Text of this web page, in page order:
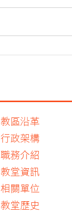
教區沿革
行政架構
職務介紹
教堂資訊
​相關單位
​教堂歷史